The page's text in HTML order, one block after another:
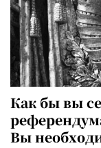
Как бы вы
Вы